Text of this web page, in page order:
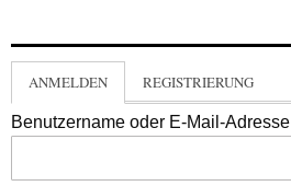
ANMELDEN REGISTRIERUNG
Benutzername oder E-Mail-Adresse